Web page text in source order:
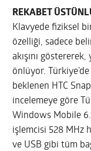
REKABET
Klavyede fiziksel
özelliği, sadece
akışını
önlüyor.
beklenen HTC
incelemeye göre
Windows Mobile
işlemcisi 528 MHz
ve USB gibi tüm